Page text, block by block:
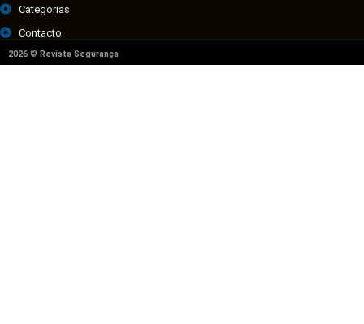
Categorias
Contacto
2026 © Revista Segurança